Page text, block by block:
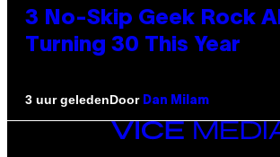
3 No-Skip Geek Rock
Turning 30 This Year
3 uur geledenDoor Dan Milam
VICE
MEDIA